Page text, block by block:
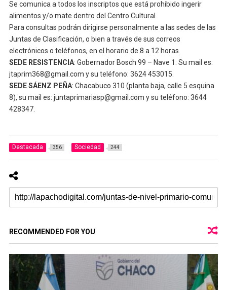
Se comunica a todos los inscriptos que está prohibido ingerir
alimentos y/o mate dentro del Centro Cultural.
Para consultas podrán dirigirse personalmente a las sedes de las
Juntas de Clasificación, o bien a través de sus correos
electrónicos o teléfonos, en el horario de 8 a 12 horas.
SEDE RESISTENCIA: Gobernador Bosch 99 – Nave 1. Su mail es:
jtaprim368@gmail.com y su teléfono: 3624 453015.
SEDE SÁENZ PEÑA: Chacabuco 310 (planta baja, calle 5 esquina
8), su mail es: juntaprimariasp@gmail.com y su teléfono: 3644
428347.
Destacada 356 Sociedad 244
RECOMMENDED FOR YOU